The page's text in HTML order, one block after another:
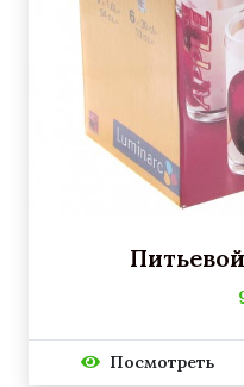
Посмотреть